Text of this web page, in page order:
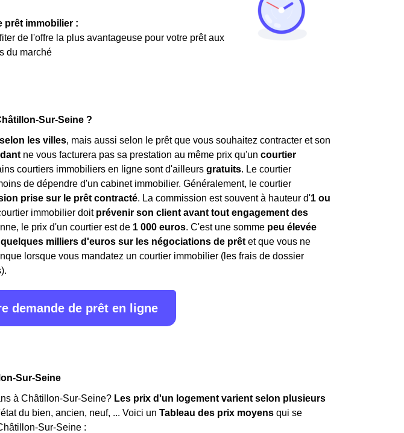
prêt immobilier :
de l'offre la plus avantageuse pour votre prêt aux
du marché
Sur-Seine ?
les villes, mais aussi selon le prêt que vous souhaitez contracter et son
ne vous facturera pas sa prestation au même prix qu'un courtier
courtiers immobiliers en ligne sont d'ailleurs gratuits. Le courtier
de dépendre d'un cabinet immobilier. Généralement, le courtier
prise sur le prêt contracté. La commission est souvent à hauteur d'1 ou
immobilier doit prévenir son client avant tout engagement des
le prix d'un courtier est de 1 000 euros. C'est une somme peu élevée
milliers d'euros sur les négociations de prêt et que vous ne
lorsque vous mandatez un courtier immobilier (les frais de dossier
demande de prêt en ligne
Sur-Seine
à Châtillon-Sur-Seine? Les prix d'un logement varient selon plusieurs
du bien, ancien, neuf, ... Voici un Tableau des prix moyens qui se
Sur-Seine :